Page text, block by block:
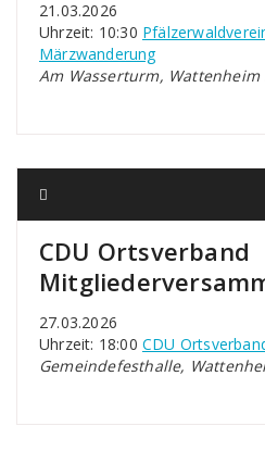
21.03.2026
Uhrzeit: 10:30
Märzwanderung
Am Wasserturm,
CDU Ortsverband
27.03.2026
Uhrzeit: 18:00 CDU
Gemeindefesthalle,